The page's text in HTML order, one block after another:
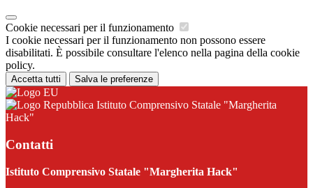
Cookie necessari per il funzionamento
I cookie necessari per il funzionamento non possono essere
disabilitati. È possibile consultare l'elenco nella pagina della cookie
policy.
Accetta tutti Salva le preferenze
Istituto Comprensivo Statale "Margherita
Hack"
Contatti
Istituto Comprensivo Statale "Margherita Hack"